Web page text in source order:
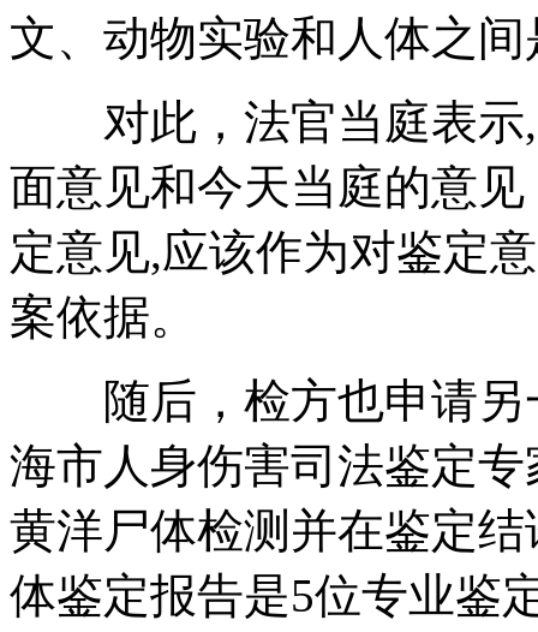
文、动物实验和人体之
对此，法官当庭表示
面意见和今天当庭的意
定意见,应该作为对鉴定
案依据。
随后，检方也申请另
海市人身伤害司法鉴定
黄洋尸体检测并在鉴定
体鉴定报告是5位专业鉴